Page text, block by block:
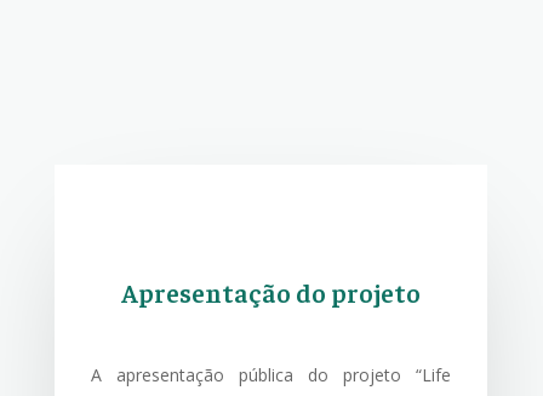
Apresentação do projeto
A apresentação pública do projeto “Life